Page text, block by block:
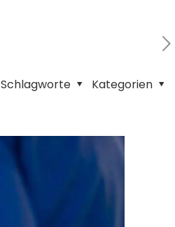
Kategorien
Schlagworte